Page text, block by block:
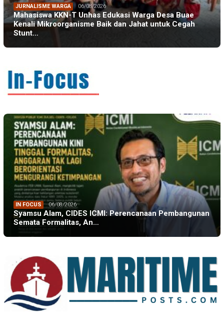
JURNALISME WARGA 06/08/2026
Mahasiswa KKN-T Unhas Edukasi Warga Desa Buae
Kenali Mikroorganisme Baik dan Jahat untuk Cegah
Stunt…
IN FOCUS 06/08/2026
Syamsu Alam, CIDES ICMI: Perencanaan Pembangunan
Semata Formalitas, An…